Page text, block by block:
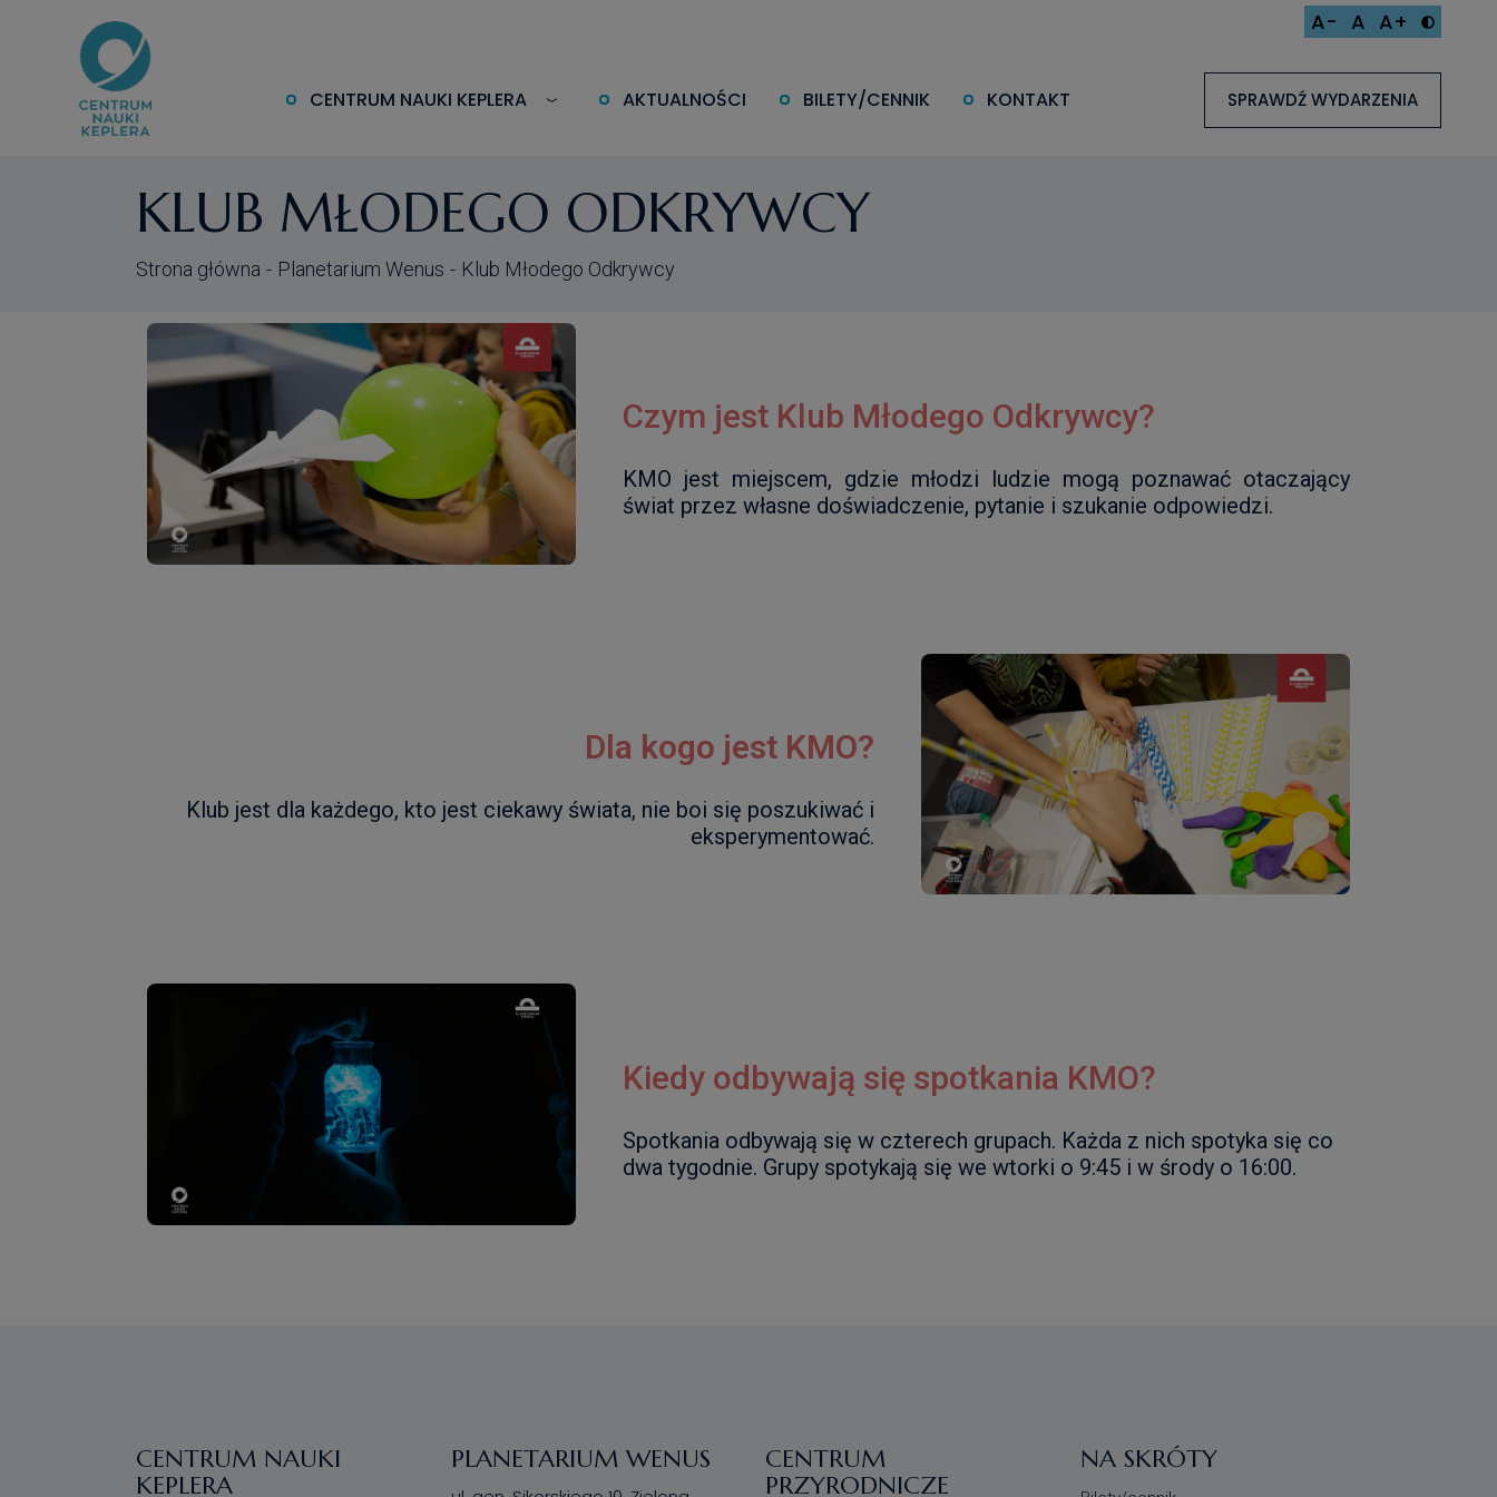
A- A A+
CENTRUM NAUKI KEPLERA AKTUALNOŚCI BILETY/CENNIK KONTAKT SPRAWDŹ WYDARZENIA
KLUB MŁODEGO ODKRYWCY
Strona główna Planetarium Wenus Klub Młodego Odkrywcy
Czym jest Klub Młodego Odkrywcy?
KMO jest miejscem, gdzie młodzi ludzie mogą poznawać otaczający
świat przez własne doświadczenie, pytanie i szukanie odpowiedzi.
Dla kogo jest KMO?
Klub jest dla każdego, kto jest ciekawy świata, nie boi się poszukiwać i
eksperymentować.
Kiedy odbywają się spotkania KMO?
Spotkania odbywają się w czterech grupach. Każda z nich spotyka się co
dwa tygodnie. Grupy spotykają się we wtorki o 9:45 i w środy o 16:00.
CENTRUM NAUKI
KEPLERA
PLANETARIUM WENUS
CENTRUM
PRZYRODNICZE
NA SKRÓTY